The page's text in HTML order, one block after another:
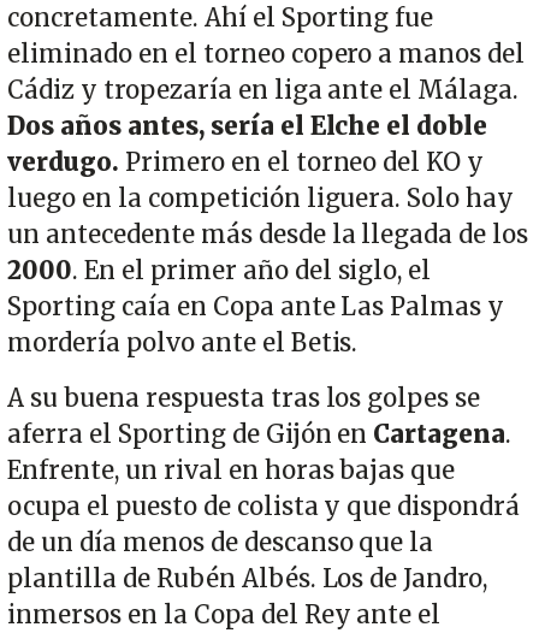
concretamente. Ahí el Sporting fue
eliminado en el torneo copero a manos del
Cádiz y tropezaría en liga ante el Málaga.
Dos años antes, sería el Elche el doble
verdugo. Primero en el torneo del KO y
luego en la competición liguera. Solo hay
un antecedente más desde la llegada de los
2000. En el primer año del siglo, el
Sporting caía en Copa ante Las Palmas y
mordería polvo ante el Betis.
A su buena respuesta tras los golpes se
aferra el Sporting de Gijón en Cartagena.
Enfrente, un rival en horas bajas que
ocupa el puesto de colista y que dispondrá
de un día menos de descanso que la
plantilla de Rubén Albés. Los de Jandro,
inmersos en la Copa del Rey ante el